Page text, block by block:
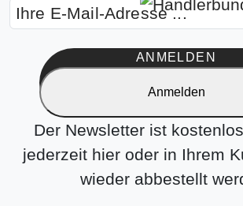
ANMELDEN
Anmelden
Der Newsletter ist
jederzeit hier oder in Ihrem
wieder abbestellt